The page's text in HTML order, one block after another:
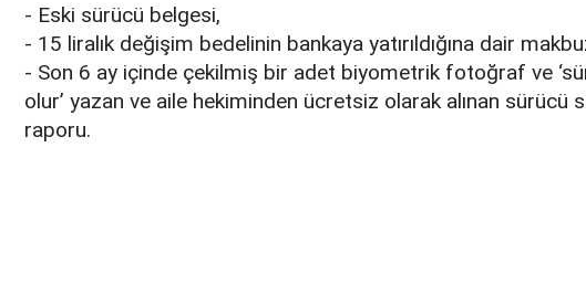
- Eski sürücü belgesi,
- 15 liralık değişim bedelinin bankaya yatırıldığına dair
- Son 6 ay içinde çekilmiş bir adet biyometrik fotoğraf ve
olur’ yazan ve aile hekiminden ücretsiz olarak alınan sürücü
raporu.